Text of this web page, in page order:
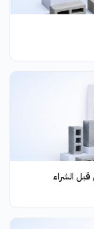
الشراء